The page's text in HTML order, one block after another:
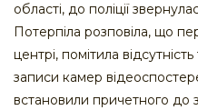
області, до поліції
Потерпіла розповіла, що
центрі, помітила
записи камер
встановили причетного до